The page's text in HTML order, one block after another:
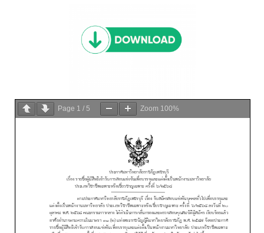
Page 1 / 5 Zoom 100%